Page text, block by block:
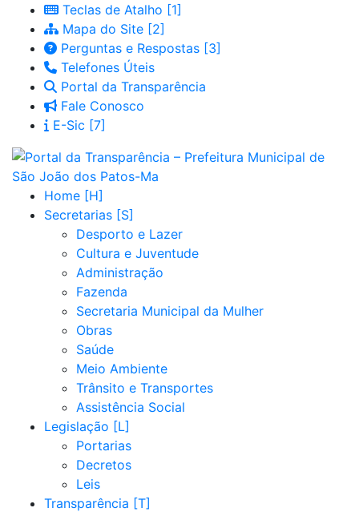
Teclas de Atalho
Mapa do Site
Perguntas e Respostas
Telefones Úteis
Portal da Transparência
Fale Conosco
E-Sic
Home
Secretarias
Desporto e Lazer
Cultura e Juventude
Administração
Fazenda
Secretaria Municipal da Mulher
Obras
Saúde
Meio Ambiente
Trânsito e Transportes
Assistência Social
Legislação
Portarias
Decretos
Leis
Transparência